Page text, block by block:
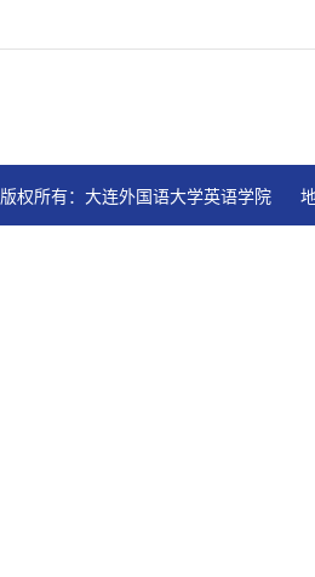
版权所有：大连外国语大学英语学院